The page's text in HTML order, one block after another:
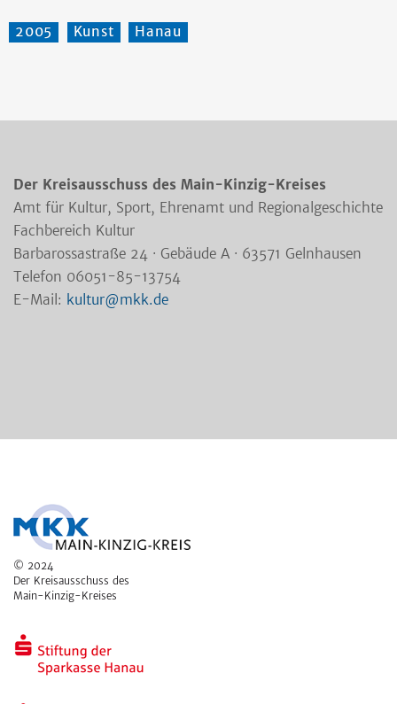
2005 Kunst Hanau
Der Kreisausschuss des Main-Kinzig-Kreises
Amt für Kultur, Sport, Ehrenamt und Regionalgeschichte
Fachbereich Kultur
Barbarossastraße 24 · Gebäude A · 63571 Gelnhausen
Telefon 06051-85-13754
E-Mail: kultur@mkk.de
© 2024
Der Kreisausschuss des
Main-Kinzig-Kreises